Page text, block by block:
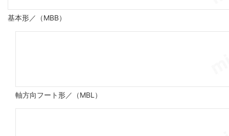
基本形／（MBB）
軸方向フート形／（MBL）